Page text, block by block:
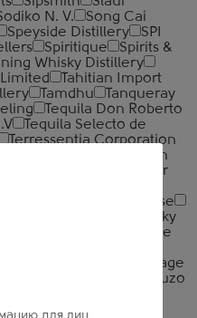
N. V.
Song Cai
Speyside Distillery
SPI
Spiritique
Spirits &
Whisky Distillery
Tahitian Import
Tamdhu
Tanqueray
Tequila Don Roberto
Tequila Selecto de
Terressentia Corporation
That Boutique-Y Gin
The Bitter
The Famous Grouse
& Islands Scotch Whisky
Company
The
Company
Company
The Vintage
TOA Shuzo
Trois Freres
для лиц